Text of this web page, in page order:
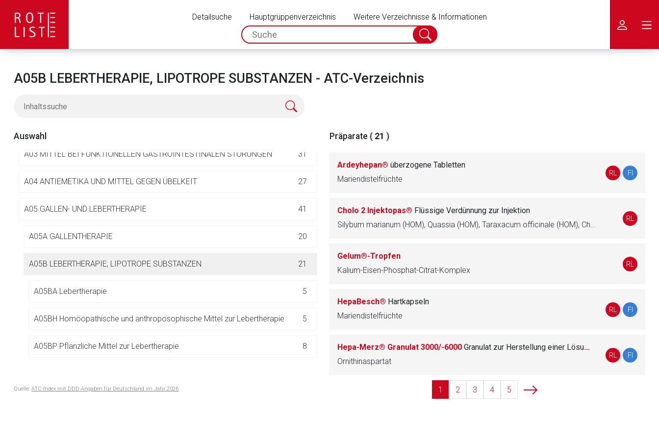
Detailsuche Hauptgruppenverzeichnis
Weitere Verzeichnisse & Informationen
spc.search.input.placeholder
Suche
abschicken
A05B LEBERTHERAPIE, LIPOTROPE SUBSTANZEN - ATC-Verzeichnis
Auswahl
A ALIMENTÄRES SYSTEM UND STOFFWECHSEL 583
A03 MITTEL BEI FUNKTIONELLEN GASTROINTESTINALEN STÖRUNGEN 31
A04 ANTIEMETIKA UND MITTEL GEGEN ÜBELKEIT 27
A05 GALLEN- UND LEBERTHERAPIE 41
A05A GALLENTHERAPIE 20
A05B LEBERTHERAPIE, LIPOTROPE SUBSTANZEN 21
A05BA Lebertherapie 5
A05BH Homöopathische und anthroposophische Mittel zur Lebertherapie 5
A05BP Pflanzliche Mittel zur Lebertherapie 8
A06 MITTEL GEGEN OBSTIPATION
Quelle: ATC-Index mit DDD-Angaben für Deutschland im Jahr 2026
Präparate ( 21 )
Ardeyhepan® überzogene Tabletten
Mariendistelfrüchte
RL FI
Cholo 2 Injektopas® Flüssige Verdünnung zur Injektion
Silybum marianum (HOM), Quassia (HOM), Taraxacum officinale (HOM), Chelidonium majus (HOM), Juglans (HOM), Lycopodium clavatum (HOM)
RL
Gelum®-Tropfen
Kalium-Eisen-Phosphat-Citrat-Komplex
RL
HepaBesch® Hartkapseln
Mariendistelfrüchte
RL FI
Hepa-Merz® Granulat 3000/-6000 Granulat zur Herstellung einer Lösung zum Einnehmen
Ornithinaspartat
RL FI
1 2 3 4 5
Betreiber verantwortlich. Ebenso gelten dort ggf. andere Datenschutzbestimmungen.
Zurück zur rote-liste.de